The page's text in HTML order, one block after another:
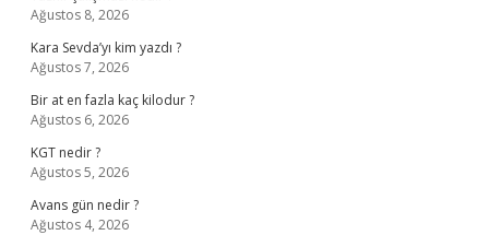
Ağustos 8, 2026
Kara Sevda’yı kim yazdı ?
Ağustos 7, 2026
Bir at en fazla kaç kilodur ?
Ağustos 6, 2026
KGT nedir ?
Ağustos 5, 2026
Avans gün nedir ?
Ağustos 4, 2026